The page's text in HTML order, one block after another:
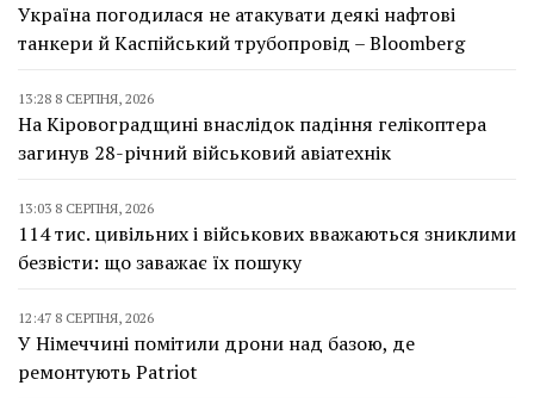
Україна погодилася не атакувати деякі нафтові
танкери й Каспійський трубопровід – Bloomberg
13:28 8 СЕРПНЯ, 2026
На Кіровоградщині внаслідок падіння гелікоптера
загинув 28-річний військовий авіатехнік
13:03 8 СЕРПНЯ, 2026
114 тис. цивільних і військових вважаються зниклими
безвісти: що заважає їх пошуку
12:47 8 СЕРПНЯ, 2026
У Німеччині помітили дрони над базою, де
ремонтують Patriot